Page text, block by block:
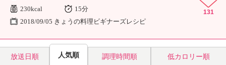
230kcal
15分
2018/09/05 きょうの料理ビギナーズレシピ
131
放送日順 人気順 調理時間順 低カロリー順